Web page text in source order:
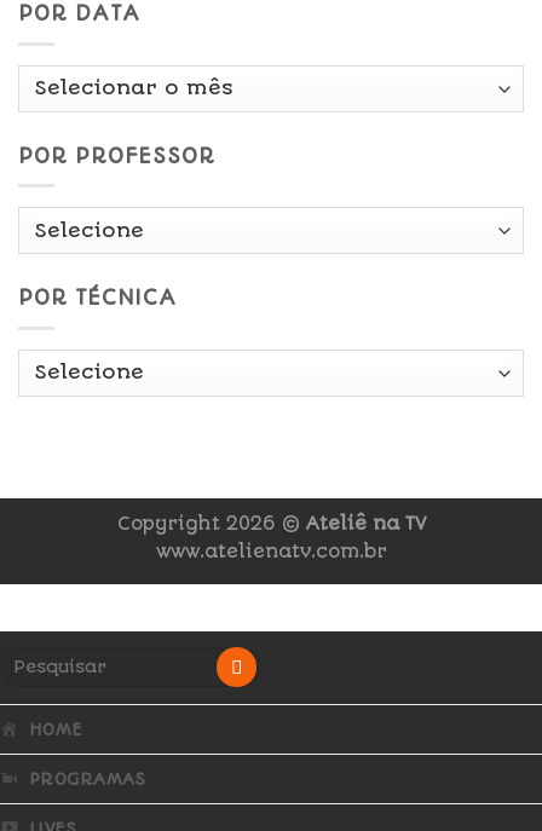
POR DATA
Por
POR PROFESSOR
POR TÉCNICA
Copyright 2026 © Ateliê na TV
www.atelienatv.com.br
HOME
PROGRAMAS